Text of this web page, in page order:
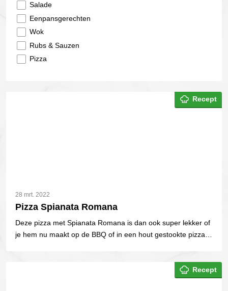
Salade
Eenpansgerechten
Wok
Rubs & Sauzen
Pizza
Recept
28 mrt. 2022
Pizza Spianata Romana
Deze pizza met Spianata Romana is dan ook super lekker of
je hem nu maakt op de BBQ of in een hout gestookte pizza
Recept